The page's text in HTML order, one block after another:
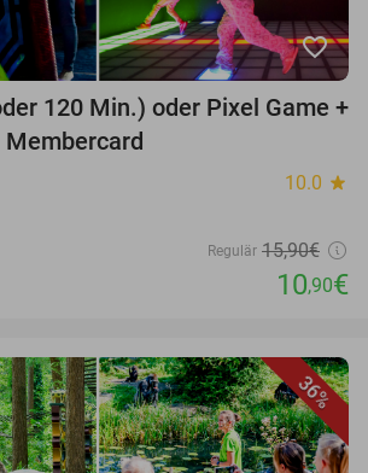
favorite_border
120 Min.) oder Pixel Game +
10.0 star
Regulär 15,90€
10,90€
36%